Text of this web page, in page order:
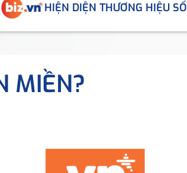
HIỆN DIỆN THƯƠNG HIỆU SỐ
MIỀN?